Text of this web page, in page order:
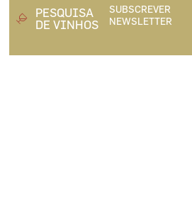
PESQUISA
DE VINHOS
SUBSCREVER
NEWSLETTER